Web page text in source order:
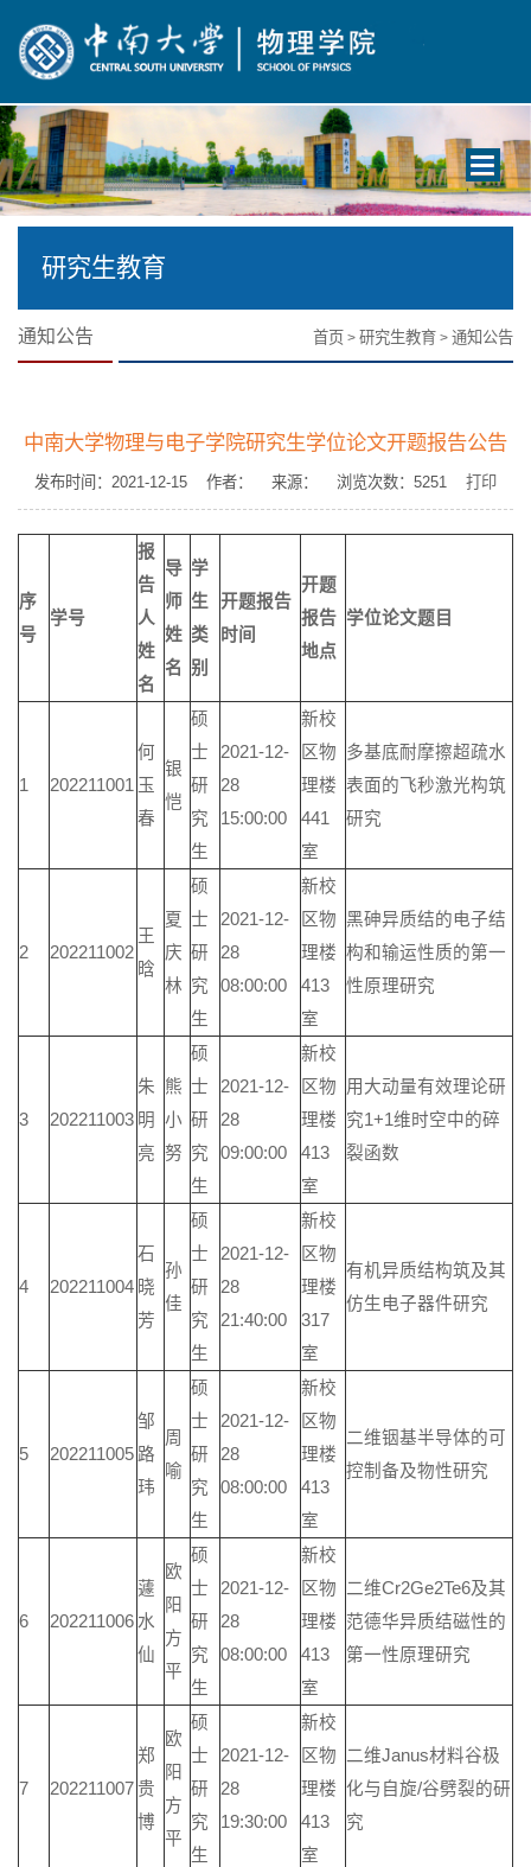
Toggle
研究生教育
通知公告 首页 > 研究生教育 > 通知公告
中南大学物理与电子学院研究生学位论文开题报告公告
发布时间：2021-12-15 作者： 来源： 浏览次数： 5251 打印
序
号
学号
报
告
人
姓
名
导
师
姓
名
学
生
类
别
开题报告
时间
开题
报告
地点
学位论文题目
1 202211001
何
玉
春
银
恺
硕
士
研
究
生
2021-12-
28
15:00:00
新校
区物
理楼
441
室
多基底耐摩擦超疏水
表面的飞秒激光构筑
研究
2 202211002
王
晗
夏
庆
林
硕
士
研
究
生
2021-12-
28
08:00:00
新校
区物
理楼
413
室
黑砷异质结的电子结
构和输运性质的第一
性原理研究
3 202211003
朱
明
亮
熊
小
努
硕
士
研
究
生
2021-12-
28
09:00:00
新校
区物
理楼
413
室
用大动量有效理论研
究1+1维时空中的碎
裂函数
4 202211004
石
晓
芳
孙
佳
硕
士
研
究
生
2021-12-
28
21:40:00
新校
区物
理楼
317
室
有机异质结构筑及其
仿生电子器件研究
5 202211005
邹
路
玮
周
喻
硕
士
研
究
生
2021-12-
28
08:00:00
新校
区物
理楼
413
室
二维铟基半导体的可
控制备及物性研究
6 202211006
蘧
水
仙
欧
阳
方
平
硕
士
研
究
生
2021-12-
28
08:00:00
新校
区物
理楼
413
室
二维Cr2Ge2Te6及其
范德华异质结磁性的
第一性原理研究
7 202211007
郑
贵
博
欧
阳
方
平
硕
士
研
究
生
2021-12-
28
19:30:00
新校
区物
理楼
413
室
二维Janus材料谷极
化与自旋/谷劈裂的研
究